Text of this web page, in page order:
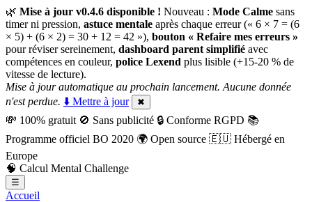
🌿 Mise à jour v0.4.6 disponible ! Nouveau : Mode Calme sans
timer ni pression, astuce mentale après chaque erreur (« 6 × 7 = (6
× 5) + (6 × 2) = 30 + 12 = 42 »), bouton « Refaire mes erreurs »
pour réviser sereinement, dashboard parent simplifié avec
compétences en couleur, police Lexend plus lisible (+15-20 % de
vitesse de lecture).
Mise à jour automatique au prochain lancement. Aucune donnée
n'est perdue. ⬇️ Mettre à jour ✖
💸 100% gratuit 🚫 Sans publicité 🔒 Conforme RGPD 📚
Programme officiel BO 2020 🌍 Open source 🇪🇺 Hébergé en
Europe
🧠 Calcul Mental Challenge
☰
Accueil